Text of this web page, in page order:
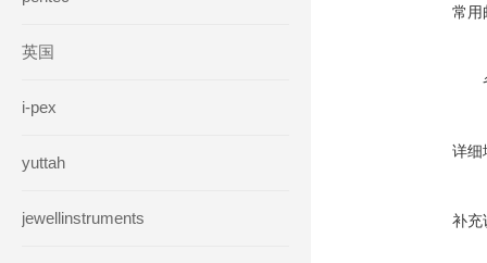
英国
i-pex
yuttah
jewellinstruments
常用
详细
补充